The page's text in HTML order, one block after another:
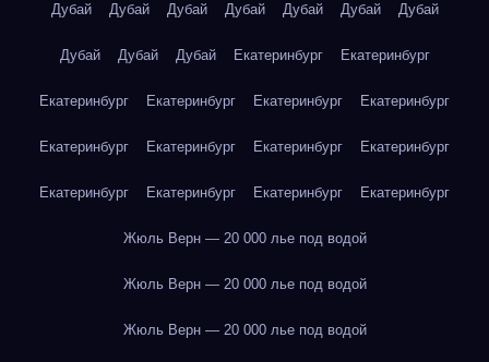
Дубай Дубай Дубай Дубай Дубай Дубай Дубай
Дубай Дубай Дубай Екатеринбург Екатеринбург
Екатеринбург Екатеринбург Екатеринбург Екатеринбург
Екатеринбург Екатеринбург Екатеринбург Екатеринбург
Екатеринбург Екатеринбург Екатеринбург Екатеринбург
Жюль Верн — 20 000 лье под водой
Жюль Верн — 20 000 лье под водой
Жюль Верн — 20 000 лье под водой